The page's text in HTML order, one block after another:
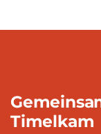
Timelkam